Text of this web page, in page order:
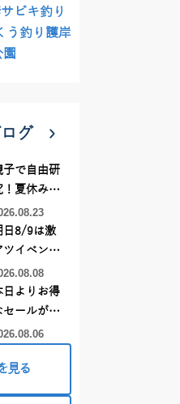
ビキ釣り
う釣り護岸
グ
子で自由研
！夏休みに
りデビュー
日8/9は激
ツイベント
！！！～オ
ダー偏光グ
ス受注会～
日よりお得
セールがス
ート!!
見る